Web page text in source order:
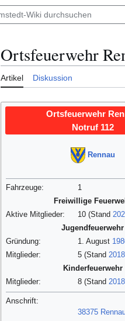
Ortsfeuerwehr
Artikel Diskussion
Ortsfeuerwehr
Notruf 112
Rennau
Fahrzeuge:
1
Freiwillige
Aktive Mitglieder:
10 (Stand
Jugendfeuerwehr
Gründung:
1. August
Mitglieder:
5 (Stand 2018
Kinderfeuerwehr
Mitglieder:
8 (Stand 2018
Anschrift:
38375